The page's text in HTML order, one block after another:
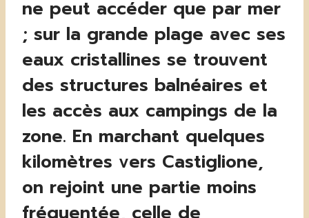
ne peut accéder que par mer
; sur la grande plage avec ses
eaux cristallines se trouvent
des structures balnéaires et
les accès aux campings de la
zone. En marchant quelques
kilomètres vers Castiglione,
on rejoint une partie moins